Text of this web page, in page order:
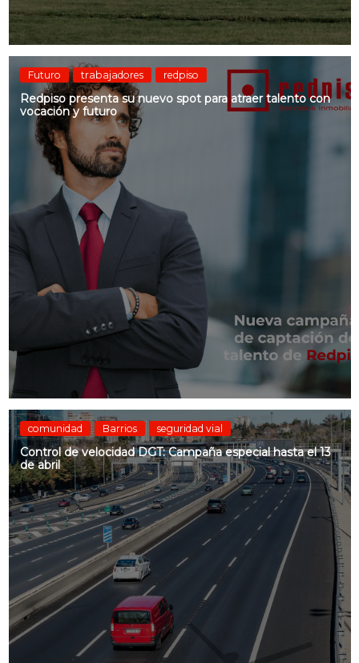
Futuro trabajadores redpiso
Redpiso presenta su nuevo spot para atraer talento con
vocación y futuro
comunidad Barrios seguridad vial
Control de velocidad DGT: Campaña especial hasta el 13
de abril